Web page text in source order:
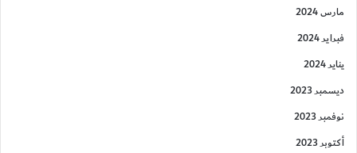
مارس 2024
فبراير 2024
يناير 2024
ديسمبر 2023
نوفمبر 2023
أكتوبر 2023